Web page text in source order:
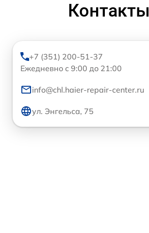
Контакты
+7 (351) 200-51-37
Ежедневно с 9:00 до 21:00
info@chl.haier-repair-center.ru
ул. Энгельса, 75